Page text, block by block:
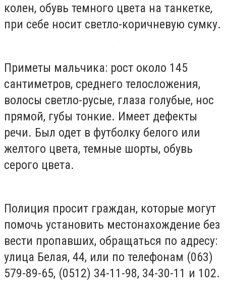
колен, обувь темного цвета на танкетке,
при себе носит светло-коричневую сумку.
Приметы мальчика: рост около 145
сантиметров, среднего телосложения,
волосы светло-русые, глаза голубые, нос
прямой, губы тонкие. Имеет дефекты
речи. Был одет в футболку белого или
желтого цвета, темные шорты, обувь
серого цвета.
Полиция просит граждан, которые могут
помочь установить местонахождение без
вести пропавших, обращаться по адресу:
улица Белая, 44, или по телефонам (063)
579-89-65, (0512) 34-11-98, 34-30-11 и 102.